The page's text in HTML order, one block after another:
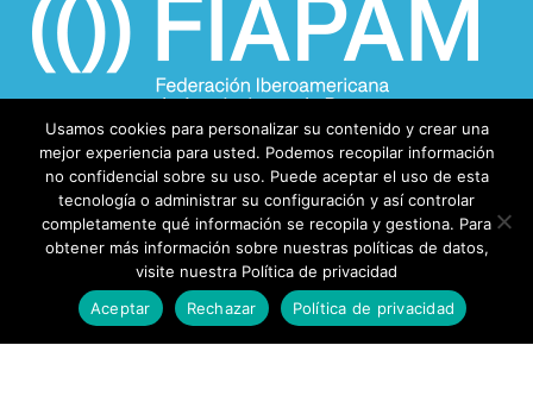
Usamos cookies para personalizar su contenido y crear una
mejor experiencia para usted. Podemos recopilar información
no confidencial sobre su uso. Puede aceptar el uso de esta
tecnología o administrar su configuración y así controlar
completamente qué información se recopila y gestiona. Para
obtener más información sobre nuestras políticas de datos,
visite nuestra Política de privacidad
Aceptar
Rechazar Política de privacidad